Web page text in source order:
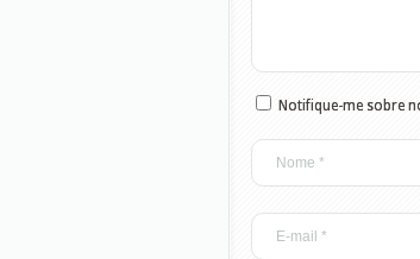
Notifique-me sobre